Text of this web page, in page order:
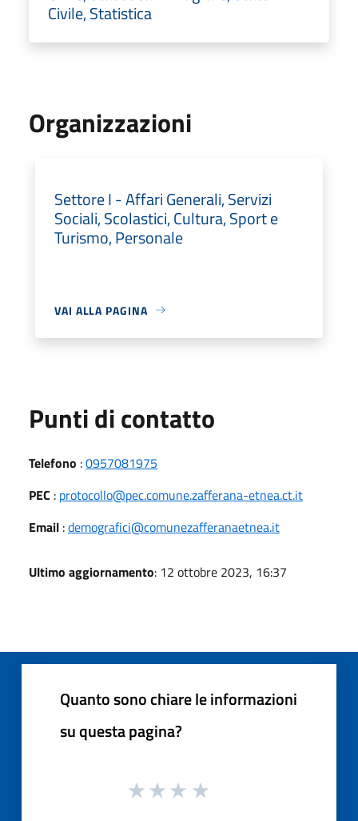
Civile, Statistica
Organizzazioni
Settore I - Affari Generali, Servizi
Sociali, Scolastici, Cultura, Sport e
Turismo, Personale
VAI ALLA PAGINA
Punti di contatto
Telefono :0957081975
PEC : protocollo@pec.comune.zafferana-etnea.ct.it
Email :demografici@comunezafferanaetnea.it
Ultimo aggiornamento: 12 ottobre 2023, 16:37
Quanto sono chiare le informazioni
su questa pagina?